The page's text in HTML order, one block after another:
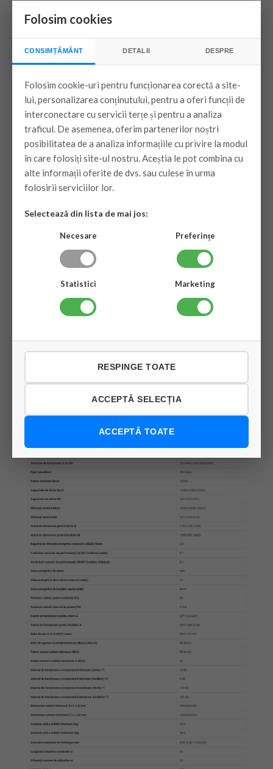
Folosim cookies
CONSIMȚĂMÂNT DETALII DESPRE
Folosim cookie-uri pentru funcționarea corectă a site-
lui, personalizarea conținutului, pentru a oferi funcții de
interconectare cu servicii terțe și pentru a analiza
traficul. De asemenea, oferim partenerilor noștri
posibilitatea de a analiza informațiile cu privire la modul
în care folosiți site-ul nostru. Aceștia le pot combina cu
alte informații oferite de dvs. sau culese în urma
folosirii serviciilor lor.
Selectează din lista de mai jos:
Necesare Preferințe
Statistici Marketing
RESPINGE TOATE
ACCEPTĂ SELECȚIA
ACCEPTĂ TOATE